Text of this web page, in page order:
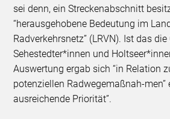
sei denn, ein Streckenabschnitt
“herausgehobene Bedeutung im
Radverkehrsnetz” (LRVN). Ist das
Sehestedter*innen und
Auswertung ergab sich “in Relation
potenziellen Radwegemaßnah-men”
ausreichende Priorität”.